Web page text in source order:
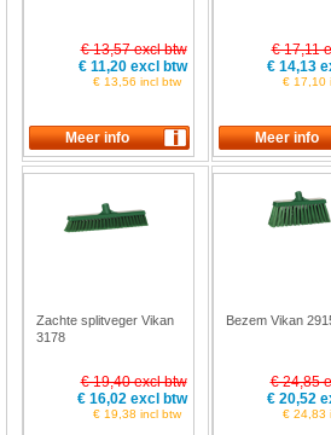
€ 13,57 excl btw
€ 11,20 excl btw
€ 13,56 incl btw
€ 17,11
€ 14,13
€ 17,10
Zachte splitveger Vikan
3178
€ 19,40 excl btw
€ 16,02 excl btw
€ 19,38 incl btw
Bezem Vikan
€ 24,85
€ 20,52
€ 24,83